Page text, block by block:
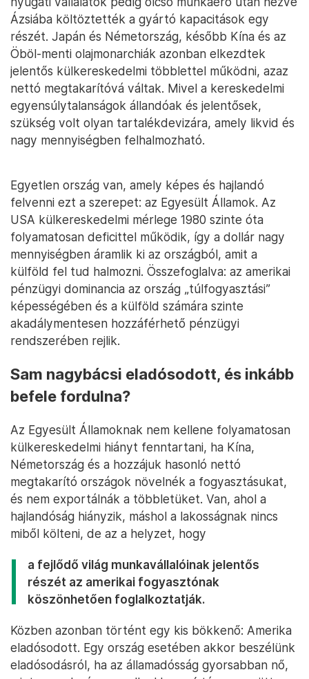
Ázsiába költöztették a gyártó kapacitások egy
részét. Japán és Németország, később Kína és az
Öböl-menti olajmonarchiák azonban elkezdtek
jelentős külkereskedelmi többlettel működni, azaz
nettó megtakarítóvá váltak. Mivel a kereskedelmi
egyensúlytalanságok állandóak és jelentősek,
szükség volt olyan tartalékdevizára, amely likvid és
nagy mennyiségben felhalmozható.
Egyetlen ország van, amely képes és hajlandó
felvenni ezt a szerepet: az Egyesült Államok. Az
USA külkereskedelmi mérlege 1980 szinte óta
folyamatosan deficittel működik, így a dollár nagy
mennyiségben áramlik ki az országból, amit a
külföld fel tud halmozni. Összefoglalva: az amerikai
pénzügyi dominancia az ország „túlfogyasztási”
képességében és a külföld számára szinte
akadálymentesen hozzáférhető pénzügyi
rendszerében rejlik.
Sam nagybácsi eladósodott, és inkább
befele fordulna?
Az Egyesült Államoknak nem kellene folyamatosan
külkereskedelmi hiányt fenntartani, ha Kína,
Németország és a hozzájuk hasonló nettó
megtakarító országok növelnék a fogyasztásukat,
és nem exportálnák a többletüket. Van, ahol a
hajlandóság hiányzik, máshol a lakosságnak nincs
miből költeni, de az a helyzet, hogy
a fejlődő világ munkavállalóinak jelentős
részét az amerikai fogyasztónak
köszönhetően foglalkoztatják.
Közben azonban történt egy kis bökkenő: Amerika
eladósodott. Egy ország esetében akkor beszélünk
eladósodásról, ha az államadósság gyorsabban nő,